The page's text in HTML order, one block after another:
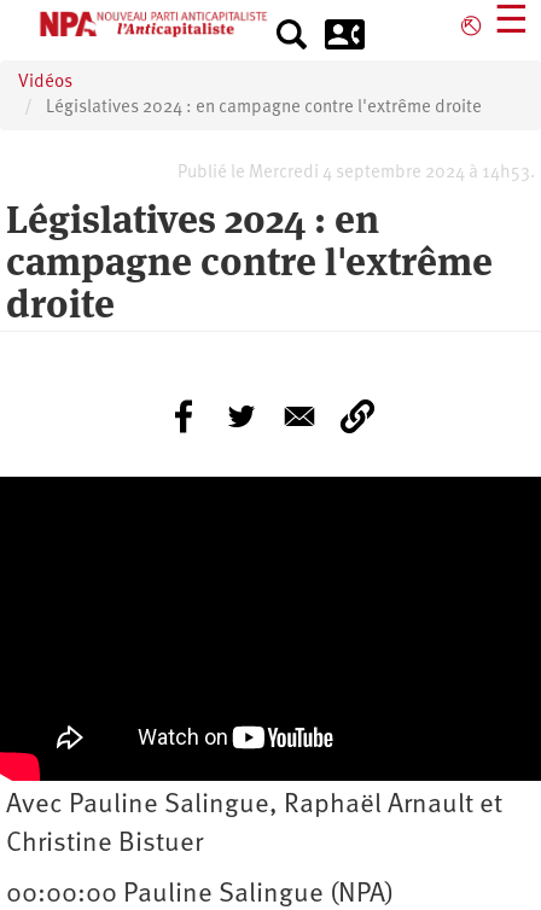
principal
⎋ ☰
Vidéos
Législatives 2024 : en campagne contre l'extrême droite
Publié le Mercredi 4 septembre 2024 à 14h53.
Législatives 2024 : en
campagne contre l'extrême
droite
Avec Pauline Salingue, Raphaël Arnault et
Christine Bistuer
00:00:00 Pauline Salingue (NPA)